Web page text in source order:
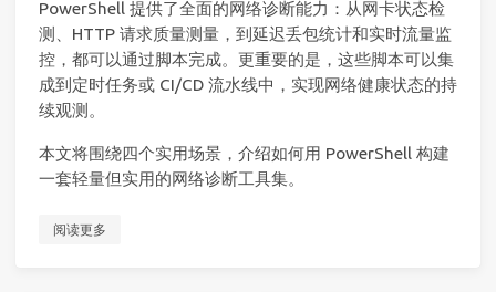
PowerShell 提供了全面的网络诊断能力：从网卡状态检
测、HTTP 请求质量测量，到延迟丢包统计和实时流量监
控，都可以通过脚本完成。更重要的是，这些脚本可以集
成到定时任务或 CI/CD 流水线中，实现网络健康状态的持
续观测。
本文将围绕四个实用场景，介绍如何用 PowerShell 构建
一套轻量但实用的网络诊断工具集。
阅读更多